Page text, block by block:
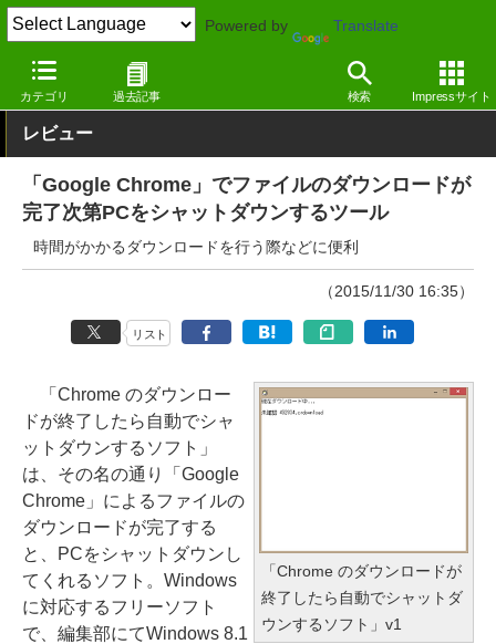
Powered by Translate
カテゴリ 過去記事 検索 Impressサイト
窓の杜 システム・ファイル Windows
レビュー
「Google Chrome」でファイルのダウンロードが
完了次第PCをシャットダウンするツール
時間がかかるダウンロードを行う際などに便利
（2015/11/30 16:35）
リスト
「Chrome のダウンロードが
終了したら自動でシャットダ
ウンするソフト」v1
「Chrome のダウンロー
ドが終了したら自動でシャ
ットダウンするソフト」
は、その名の通り「Google
Chrome」によるファイルの
ダウンロードが完了する
と、PCをシャットダウンし
てくれるソフト。Windows
に対応するフリーソフト
で、編集部にてWindows 8.1